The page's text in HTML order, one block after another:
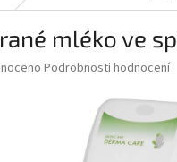
mléko ve
Podrobnosti hodnocení